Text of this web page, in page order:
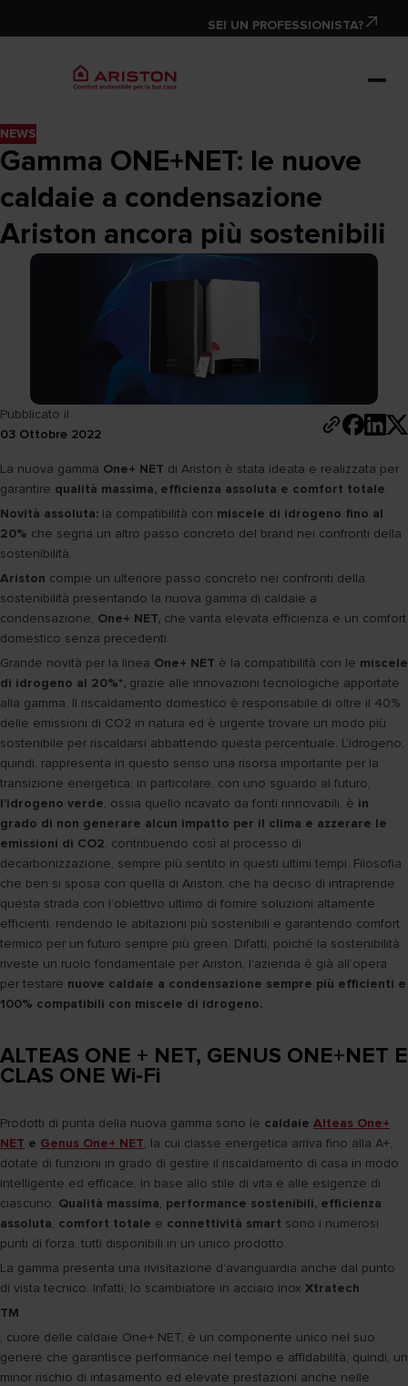
SEI UN PROFESSIONISTA?
NEWS
Gamma ONE+NET: le nuove
caldaie a condensazione
Ariston ancora più sostenibili
Pubblicato il
03 Ottobre 2022
La nuova gamma One+ NET di Ariston è stata ideata e realizzata per
garantire qualità massima, efficienza assoluta e comfort totale.
Novità assoluta: la compatibilità con miscele di idrogeno fino al
20% che segna un altro passo concreto del brand nei confronti della
sostenibilità.
Ariston compie un ulteriore passo concreto nei confronti della
sostenibilità presentando la nuova gamma di caldaie a
condensazione, One+ NET, che vanta elevata efficienza e un comfort
domestico senza precedenti.
Grande novità per la linea One+ NET è la compatibilità con le miscele
di idrogeno al 20%*, grazie alle innovazioni tecnologiche apportate
alla gamma. Il riscaldamento domestico è responsabile di oltre il 40%
delle emissioni di CO2 in natura ed è urgente trovare un modo più
sostenibile per riscaldarsi abbattendo questa percentuale. L’idrogeno,
quindi, rappresenta in questo senso una risorsa importante per la
transizione energetica: in particolare, con uno sguardo al futuro,
l’idrogeno verde, ossia quello ricavato da fonti rinnovabili, è in
grado di non generare alcun impatto per il clima e azzerare le
emissioni di CO2, contribuendo così al processo di
decarbonizzazione, sempre più sentito in questi ultimi tempi. Filosofia
che ben si sposa con quella di Ariston, che ha deciso di intraprende
questa strada con l’obiettivo ultimo di fornire soluzioni altamente
efficienti, rendendo le abitazioni più sostenibili e garantendo comfort
termico per un futuro sempre più green. Difatti, poiché la sostenibilità
riveste un ruolo fondamentale per Ariston, l’azienda è già all’opera
per testare nuove caldaie a condensazione sempre più efficienti e
100% compatibili con miscele di idrogeno.
ALTEAS ONE + NET, GENUS ONE+NET E
CLAS ONE Wi-Fi
Prodotti di punta della nuova gamma sono le caldaie Alteas One+
NET e Genus One+ NET, la cui classe energetica arriva fino alla A+,
dotate di funzioni in grado di gestire il riscaldamento di casa in modo
intelligente ed efficace, in base allo stile di vita e alle esigenze di
ciascuno. Qualità massima, performance sostenibili, efficienza
assoluta, comfort totale e connettività smart sono i numerosi
punti di forza, tutti disponibili in un unico prodotto.
La gamma presenta una rivisitazione d’avanguardia anche dal punto
di vista tecnico. Infatti, lo scambiatore in acciaio inox Xtratech
TM
, cuore delle caldaie One+ NET, è un componente unico nel suo
genere che garantisce performance nel tempo e affidabilità; quindi, un
minor rischio di intasamento ed elevate prestazioni anche nelle